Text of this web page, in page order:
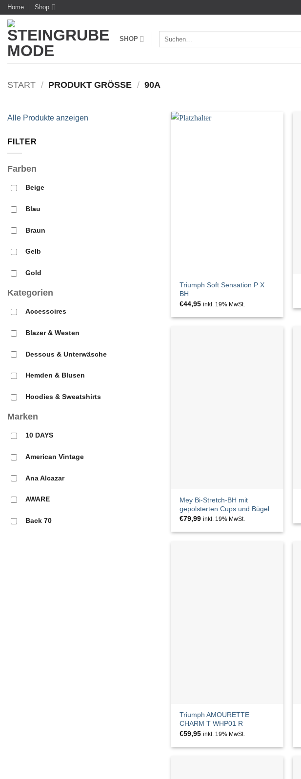
Zum
Inhalt
springen
Home Shop
SHOP
START / PRODUKT GRÖSSE / 90A
Alle Produkte anzeigen
FILTER
Farben
Beige
Blau
Braun
Gelb
Gold
Grau
GRÜN
Grün
Orange
Rosa
Rot
Schwarz
Kategorien
Accessoires
Blazer & Westen
Dessous & Unterwäsche
Hemden & Blusen
Hoodies & Sweatshirts
Hosen
Jacken & Mäntel
Jeans
Jumpsuits
Kleider
Nachtwäsche
Marken
10 DAYS
American Vintage
Ana Alcazar
AWARE
Back 70
Triumph Soft Sensation P X
BH
€44,95 inkl. 19% MwSt.
Mey Bi-Stretch-BH mit
gepolsterten Cups und Bügel
€79,99 inkl. 19% MwSt.
Triumph AMOURETTE
CHARM T WHP01 R
€59,95 inkl. 19% MwSt.